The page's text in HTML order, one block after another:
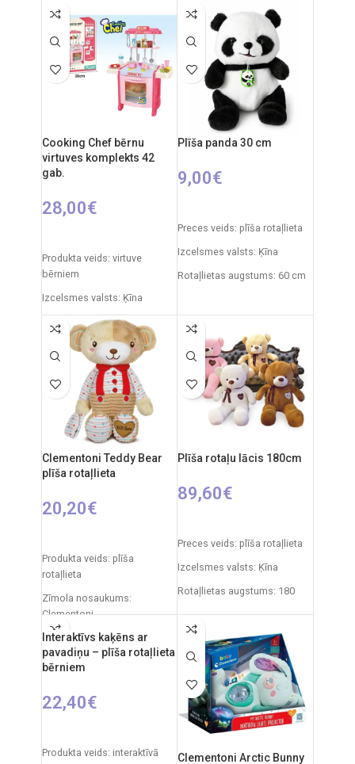
Izcelsmes valsts: Ķīna
- Iepakojuma izmēri: 22,5 x 12
x 9 cm
Cooking Chef bērnu
virtuves komplekts 42
gab.
28,00€
Produkta veids: virtuve
bērniem
Izcelsmes valsts: Ķīna
Iepakojuma izmēri: 12 x 38 x
51,5 cm
Produkta materiāls:
plastmasa
Ieteicamais vecums: no 3
gadiem
Elementi: 3 x AA (nav iekļauti)
Plīša panda 30 cm
9,00€
Preces veids: plīša rotaļlieta
Izcelsmes valsts: Ķīna
Rotaļlietas augstums: 60 cm
Clementoni Teddy Bear
plīša rotaļlieta
20,20€
Produkta veids: plīša
rotaļlieta
Zīmola nosaukums:
Clementoni
Izcelsmes valsts: Itālija
Iepakojuma izmēri: 31 x 20 x
Ieteicamais vecums: no 0
Plīša rotaļu lācis 180cm
89,60€
Preces veids: plīša rotaļlieta
Izcelsmes valsts: Ķīna
Rotaļlietas augstums: 180
Interaktīvs kaķēns ar
pavadiņu – plīša rotaļlieta
bērniem
22,40€
Produkta veids: interaktīvā
Clementoni Arctic Bunny